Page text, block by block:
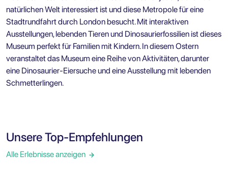
natürlichen Welt interessiert ist und diese Metropole für eine
Stadtrundfahrt durch London besucht. Mit interaktiven
Ausstellungen, lebenden Tieren und Dinosaurierfossilien ist dieses
Museum perfekt für Familien mit Kindern. In diesem Ostern
veranstaltet das Museum eine Reihe von Aktivitäten, darunter
eine Dinosaurier-Eiersuche und eine Ausstellung mit lebenden
Schmetterlingen.
Unsere Top-Empfehlungen
Alle Erlebnisse anzeigen